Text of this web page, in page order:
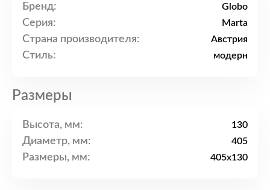
Бренд: Globo
Серия: Marta
Страна производителя: Австрия
Стиль: модерн
Размеры
Высота, мм: 130
Диаметр, мм: 405
Размеры, мм: 405x130